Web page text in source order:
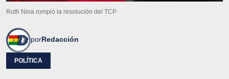
Ruth Nina rompió la resolución del TCP
porRedacción
POLÍTICA